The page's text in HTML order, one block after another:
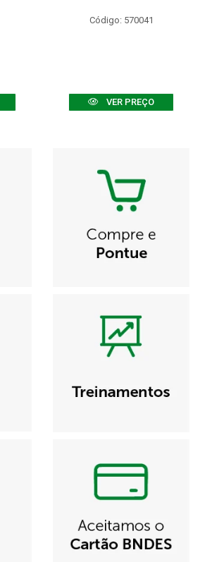
Código: 570041
VER PREÇO